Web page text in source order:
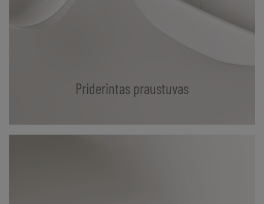
Priderintas praustuvas